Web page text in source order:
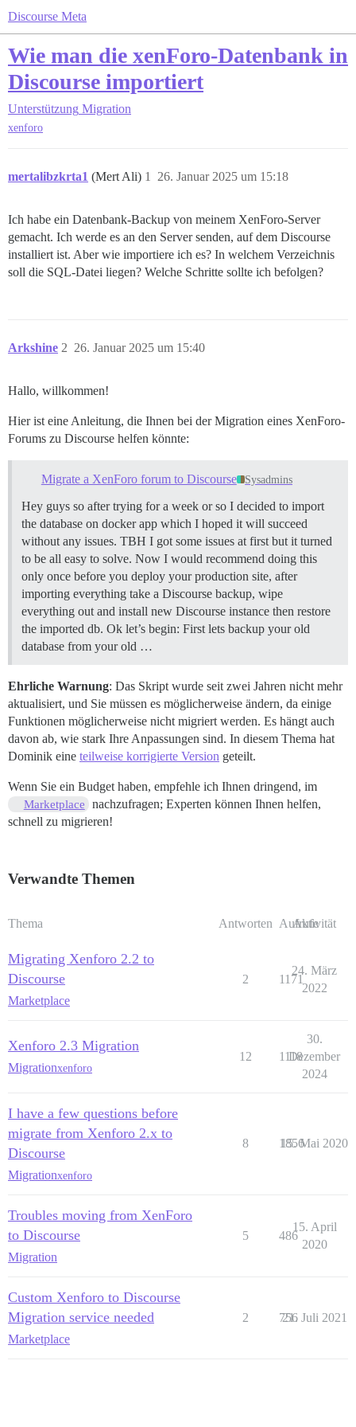
Discourse Meta
Wie man die xenForo-Datenbank in
Discourse importiert
Unterstützung Migration
xenforo
mertalibzkrta1 (Mert Ali) 26. Januar 2025 um 15:18
1
Ich habe ein Datenbank-Backup von meinem XenForo-Server
gemacht. Ich werde es an den Server senden, auf dem Discourse
installiert ist. Aber wie importiere ich es? In welchem Verzeichnis
soll die SQL-Datei liegen? Welche Schritte sollte ich befolgen?
Arkshine 26. Januar 2025 um 15:40
2
Hallo, willkommen!
Hier ist eine Anleitung, die Ihnen bei der Migration eines XenForo-
Forums zu Discourse helfen könnte:
Migrate a XenForo forum to Discourse Sysadmins
Hey guys so after trying for a week or so I decided to import
the database on docker app which I hoped it will succeed
without any issues. TBH I got some issues at first but it turned
to be all easy to solve. Now I would recommend doing this
only once before you deploy your production site, after
importing everything take a Discourse backup, wipe
everything out and install new Discourse instance then restore
the imported db. Ok let’s begin: First lets backup your old
database from your old …
Ehrliche Warnung: Das Skript wurde seit zwei Jahren nicht mehr
aktualisiert, und Sie müssen es möglicherweise ändern, da einige
Funktionen möglicherweise nicht migriert werden. Es hängt auch
davon ab, wie stark Ihre Anpassungen sind. In diesem Thema hat
Dominik eine teilweise korrigierte Version geteilt.
Wenn Sie ein Budget haben, empfehle ich Ihnen dringend, im
Marketplace
nachzufragen; Experten können Ihnen helfen,
schnell zu migrieren!
Verwandte Themen
Thema Antworten Aufrufe
Aktivität
Migrating Xenforo 2.2 to
Discourse
Marketplace
2 1171
24. März
2022
Xenforo 2.3 Migration
Migrationxenforo
12 1118
30.
Dezember
2024
I have a few questions before
migrate from Xenforo 2.x to
Discourse
Migrationxenforo
8 1856
15. Mai 2020
Troubles moving from XenForo
to Discourse
Migration
5 486
15. April
2020
Custom Xenforo to Discourse
Migration service needed
Marketplace
2 756
21. Juli 2021